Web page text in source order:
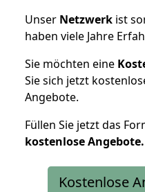
Unser Netzwerk ist
haben viele Jahre
Sie möchten eine
Sie sich jetzt
Angebote.
Füllen Sie jetzt das
kostenloseAngebote.
Kostenlose